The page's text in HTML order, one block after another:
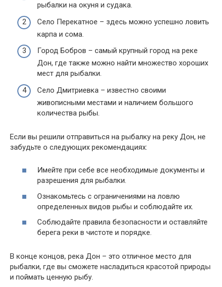
рыбалки на окуня и судака.
Село Перекатное – здесь можно успешно ловить
карпа и сома.
Город Бобров – самый крупный город на реке
Дон, где также можно найти множество хороших
мест для рыбалки.
Село Дмитриевка – известно своими
живописными местами и наличием большого
количества рыбы.
Если вы решили отправиться на рыбалку на реку Дон, не
забудьте о следующих рекомендациях:
Имейте при себе все необходимые документы и
разрешения для рыбалки.
Ознакомьтесь с ограничениями на ловлю
определенных видов рыбы и соблюдайте их.
Соблюдайте правила безопасности и оставляйте
берега реки в чистоте и порядке.
В конце концов, река Дон – это отличное место для
рыбалки, где вы сможете насладиться красотой природы
и поймать ценную рыбу.